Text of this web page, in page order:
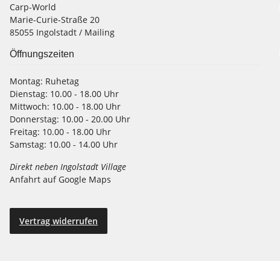
Carp-World
Marie-Curie-Straße 20
85055 Ingolstadt / Mailing
Öffnungszeiten
Montag: Ruhetag
Dienstag: 10.00 - 18.00 Uhr
Mittwoch: 10.00 - 18.00 Uhr
Donnerstag: 10.00 - 20.00 Uhr
Freitag: 10.00 - 18.00 Uhr
Samstag: 10.00 - 14.00 Uhr
Direkt neben Ingolstadt Village
Anfahrt auf Google Maps
Vertrag widerrufen